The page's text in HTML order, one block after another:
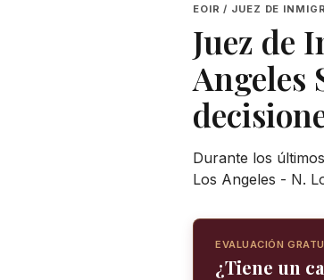
EOIR / JUEZ DE
Juez de
Durante los
Los Angeles - N.
EVALUACIÓN
¿Tiene un